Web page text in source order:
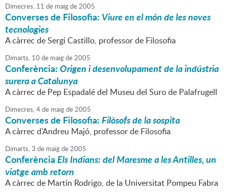
Dimecres, 11 de maigde2005
Converses de Filosofia: Viure en el món de les noves
tecnologies
A càrrec de Sergi Castillo, professor de Filosofia
Dimarts, 10 de maigde2005
Conferència:Origen i desenvolupament de la indústria
surera a Catalunya
A càrrec de Pep Espadalé del Museu del Suro de Palafrugell
Dimecres,4de maigde2005
Converses de Filosofia:Filòsofs de la sospita
A càrrec d'Andreu Majó, professor de Filosofia
Dimarts,3 de maigde2005
ConferènciaEls Indians: del Maresme a les Antilles, un
viatge amb retorn
A càrrec de Martín Rodrigo, de la Universitat Pompeu Fabra